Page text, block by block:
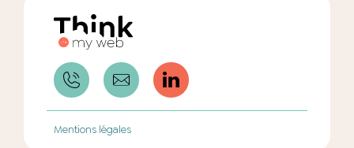
Mentions légales